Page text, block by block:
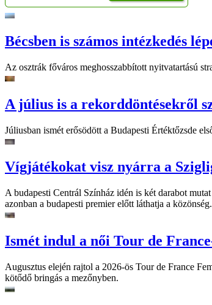
Bécsben is számos intézkedés
Az osztrák főváros meghosszabbított nyitvatartású
A július is a rekorddöntésekről
Júliusban ismét erősödött a Budapesti Értéktőzsde
Vígjátékokat visz nyárra a
A budapesti Centrál Színház idén is két darabot
azonban a budapesti premier előtt láthatja a közönség.
Ismét indul a női Tour de
Augusztus elején rajtol a 2026-ös Tour de France
kötődő bringás a mezőnyben.